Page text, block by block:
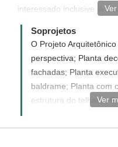
interessado inclusive já
perguntar as condições
retorno de vossa parte.
Soprojetos
O Projeto
perspectiva; Planta
fachadas; Planta
baldrame; Planta com
estrutura do telhado;
detalhes de casa
Ver